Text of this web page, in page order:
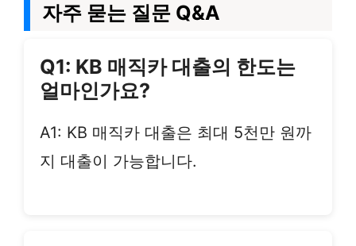
자주 묻는 질문 Q&A
Q1: KB 매직카 대출의 한도는
얼마인가요?
A1: KB 매직카 대출은 최대 5천만 원까
지 대출이 가능합니다.